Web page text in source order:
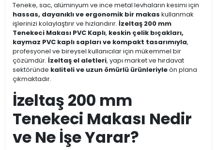
Teneke, sac, alüminyum ve ince metal levhaların kesimi için
hassas, dayanıklı ve ergonomik bir makas kullanmak
işlerinizi kolaylaştırır ve hızlandırır. İzeltaş 200 mm
Tenekeci Makası PVC Kaplı, keskin çelik bıçakları,
kaymaz PVC kaplı sapları ve kompakt tasarımıyla,
profesyonel ve bireysel kullanıcılar için mükemmel bir
çözümdür. İzeltaş el aletleri, yapı market ve hırdavat
sektöründe kaliteli ve uzun ömürlü ürünleriyleön plana
çıkmaktadır.
İzeltaş 200 mm
Tenekeci Makası Nedir
ve Ne İşe Yarar?